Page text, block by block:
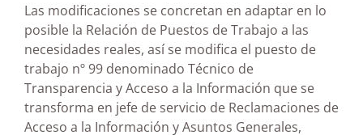
Las modificaciones se concretan en adaptar en lo
posible la Relación de Puestos de Trabajo a las
necesidades reales, así se modifica el puesto de
trabajo nº 99 denominado Técnico de
Transparencia y Acceso a la Información que se
transforma en jefe de servicio de Reclamaciones de
Acceso a la Información y Asuntos Generales,